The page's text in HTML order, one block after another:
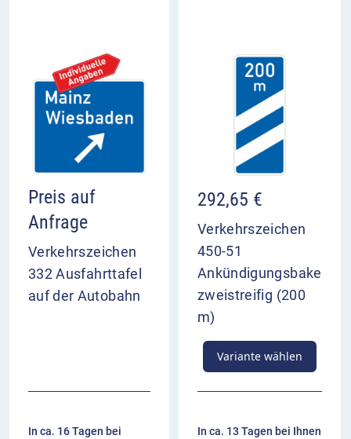
Preis auf
Anfrage
Verkehrszeichen
332 Ausfahrttafel
auf der Autobahn
In ca. 16 Tagen bei
292,65 €
Verkehrszeichen
450-51
Ankündigungsbake
zweistreifig (200
m)
Variante wählen
In ca. 13 Tagen bei Ihnen